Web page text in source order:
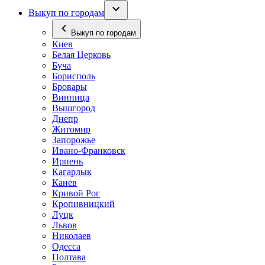
Выкуп по городам
Выкуп по городам
Киев
Белая Церковь
Буча
Борисполь
Бровары
Винница
Вышгород
Днепр
Житомир
Запорожье
Ивано-Франковск
Ирпень
Кагарлык
Канев
Кривой Рог
Кропивницкий
Луцк
Львов
Николаев
Одесса
Полтава